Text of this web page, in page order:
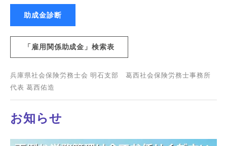
助成金診断
「雇用関係助成金」検索表
兵庫県社会保険労務士会 明石支部 葛西社会保険労務士事務所
代表 葛西佑造
お知らせ